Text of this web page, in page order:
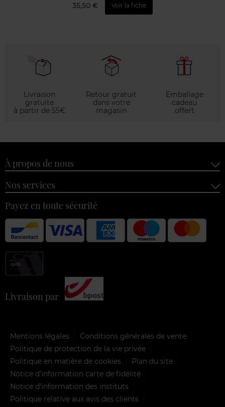
35,50 € Voir la fiche
Livraison
gratuite
à partir de 55€
Retour gratuit
dans votre
magasin
Emballage
cadeau
offert
À propos de nous
Nos services
Payez en toute sécurité
Livraison par
Mentions légales
Conditions générales de vente
Politique de protection de la vie privée
Politique en matière de cookies
Plan du site
Notice d'information carte de fidélité
Notice d’information des instituts
Politique relative aux avis des clients